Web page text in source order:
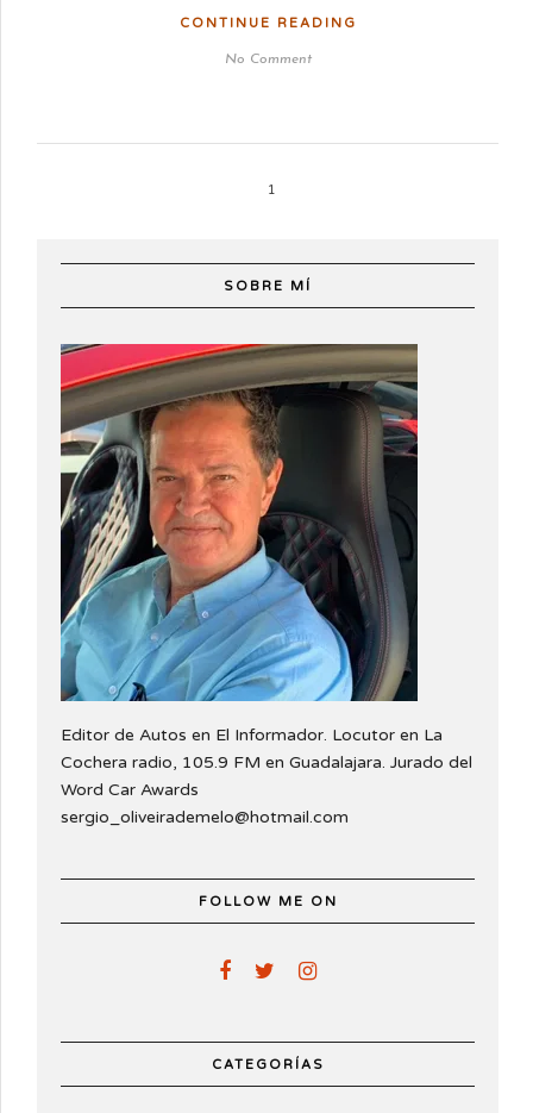
CONTINUE READING
No Comment
1
SOBRE MÍ
Editor de Autos en El Informador. Locutor en La
Cochera radio, 105.9 FM en Guadalajara. Jurado del
Word Car Awards
sergio_oliveirademelo@hotmail.com
FOLLOW ME ON
CATEGORÍAS